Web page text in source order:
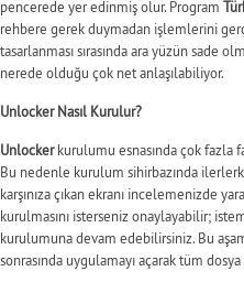
pencerede yer edinmiş olur. Program
rehbere gerek duymadan işlemlerini
tasarlanması sırasında ara yüzün sade
nerede olduğu çok net anlaşılabiliyor.
Unlocker Nasıl Kurulur?
Unlockerkurulumu esnasında çok fazla
Bu nedenle kurulum sihirbazında
karşınıza çıkan ekranı incelemenizde
kurulmasını isterseniz onaylayabilir;
kurulumuna devam edebilirsiniz. Bu
sonrasında uygulamayı açarak tüm